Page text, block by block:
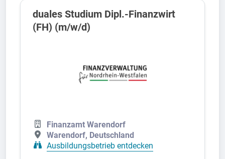
duales Studium Dipl.-Finanzwirt
(FH) (m/w/d)
Finanzamt Warendorf
Warendorf, Deutschland
Ausbildungsbetrieb entdecken